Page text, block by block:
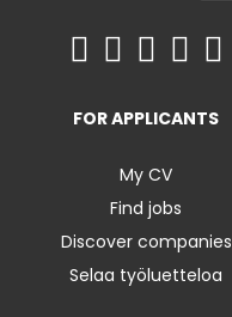
FOR APPLICANTS
My CV
Find jobs
Discover companies
Selaa työluetteloa